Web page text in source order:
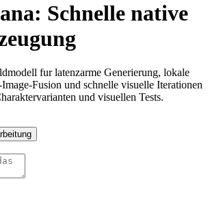
Schnelle native
fur latenzarme Generierung, lokale
Fusion und schnelle visuelle Iterationen
und visuellen Tests.